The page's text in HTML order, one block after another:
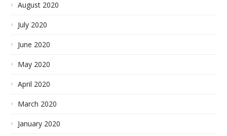
August 2020
July 2020
June 2020
May 2020
April 2020
March 2020
January 2020